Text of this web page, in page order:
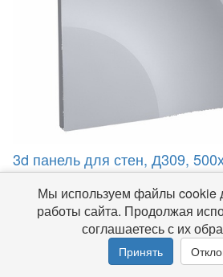
3d панель для стен, Д309,
Цена: 2000р
Мы используем файлы cookie
работы сайта. Продолжая
соглашаетесь с их
Принять